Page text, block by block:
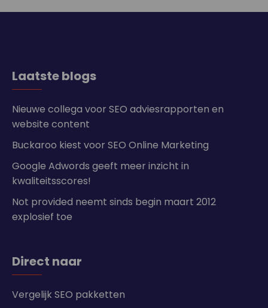
Laatste blogs
Nieuwe collega voor SEO adviesrapporten en
website content
Buckaroo kiest voor SEO Online Marketing
Google Adwords geeft meer inzicht in
kwaliteitsscores!
Not provided neemt sinds begin maart 2012
explosief toe
Direct naar
Vergelijk SEO pakketten